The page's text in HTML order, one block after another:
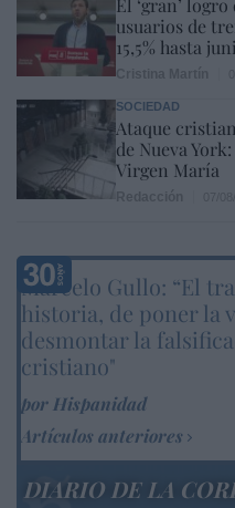
usuarios de
15,5% hasta
SOCIEDAD
Ataque
de Nueva
Virgen María
Marcelo Gullo: “El
historia, de poner la
desmontar la
cristiano"
por Hispanidad
Artículos anteriores
DIARIO DE LA